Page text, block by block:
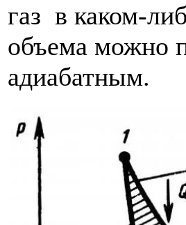
газ в каком-
объема можно
адиабатным.